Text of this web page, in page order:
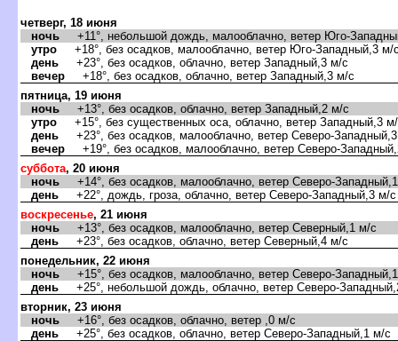
четверг, 18 июня
ночь +11°, небольшой дождь, малооблачно, ветер Юго-
утро +18°, без осадков, малооблачно, ветер Юго-Западный,3 м/
день +23°, без осадков, облачно, ветер Западный,3 м/с
ечер +18°, без осадков, облачно, ветер Западный,3 м/с
пятница, 19 июня
ночь +13°, без осадков, облачно, ветер Западный,2 м/с
утро +15°, без существенных оса, облачно, ветер Западный,3
день +23°, без осадков, малооблачно, ветер Северо-
ечер +19°, без осадков, малооблачно, ветер Северо-
суббота, 20 июня
ночь +14°, без осадков, малооблачно, ветер Северо-
день +22°, дождь, гроза, облачно, ветер Северо-Западный,3 м/с
оскресенье, 21 июня
ночь +13°, без осадков, малооблачно, ветер Северный,1 м/с
день +23°, без осадков, облачно, ветер Северный,4 м/с
понедельник, 22 июня
ночь +15°, без осадков, малооблачно, ветер Северо-
день +25°, небольшой дождь, облачно, ветер Северо-
торник, 23 июня
ночь +16°, без осадков, облачно, ветер ,0 м/с
день +25°, без осадков, облачно, ветер Северо-Западный,1 м/с